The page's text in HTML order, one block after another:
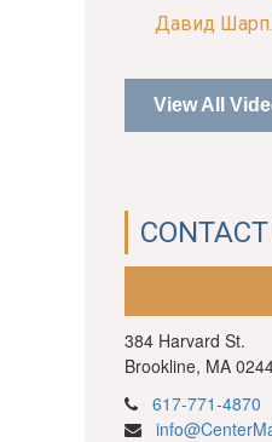
Давид Шарп.
View All
384 Harvard St.
Brookline, MA
617-771-4870